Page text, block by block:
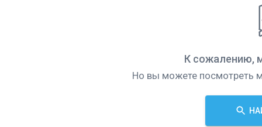
К сожалению,
Но вы можете посмотреть